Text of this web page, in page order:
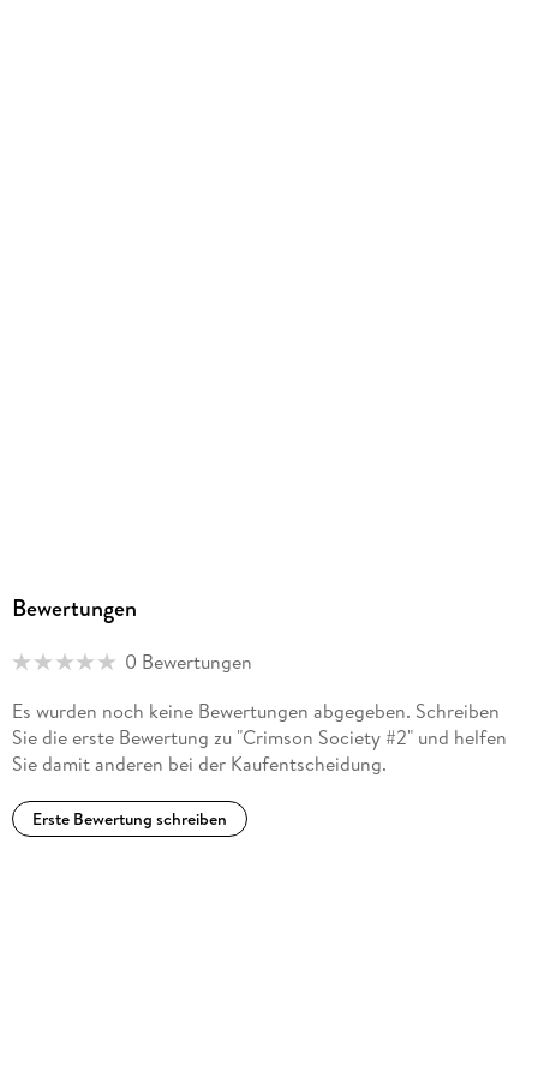
Bewertungen
0 Bewertungen
Es wurden noch keine Bewertungen abgegeben. Schreiben
Sie die erste Bewertung zu "Crimson Society #2" und helfen
Sie damit anderen bei der Kaufentscheidung.
Erste Bewertung schreiben